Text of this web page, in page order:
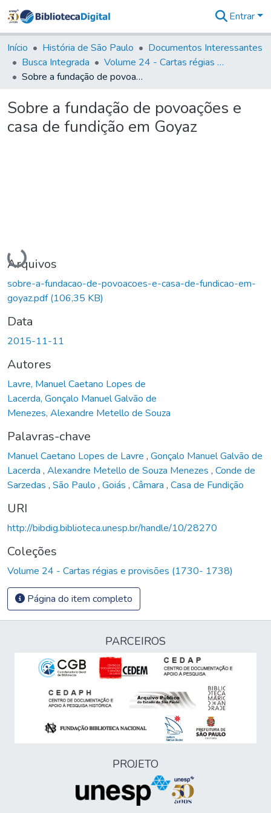
&
Coleções
Tudo na
Biblioteca
Estatísticas
Entrar
Início História de São Paulo
Documentos Interessantes
Busca Integrada
Volume 24 - Cartas régias e provisões (1730- 1738)
Sobre a fundação de povoações e casa de fundição em Goyaz
Sobre a fundação de povoações e
casa de fundição em Goyaz
Carregando...
Arquivos
sobre-a-fundacao-de-povoacoes-e-casa-de-fundicao-em-
goyaz.pdf(106,35 KB)
Data
2015-11-11
Autores
Lavre, Manuel Caetano Lopes de
Lacerda, Gonçalo Manuel Galvão de
Menezes, Alexandre Metello de Souza
Palavras-chave
Manuel Caetano Lopes de Lavre , Gonçalo Manuel Galvão de
Lacerda , Alexandre Metello de Souza Menezes , Conde de
Sarzedas , São Paulo , Goiás , Câmara , Casa de Fundição
URI
http://bibdig.biblioteca.unesp.br/handle/10/28270
Coleções
Volume 24 - Cartas régias e provisões (1730- 1738)
Página do item completo
PARCEIROS
PROJETO